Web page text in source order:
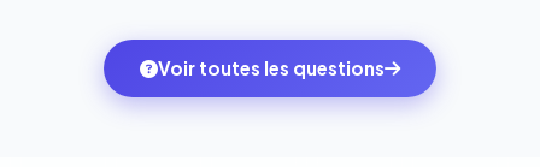
ambitions du moment — sans perdre vos données ni
votre historique.
monde. Vos données bancaires ne transitent jamais
par nos serveurs — elles sont gérées directement et
Voir toutes les questions